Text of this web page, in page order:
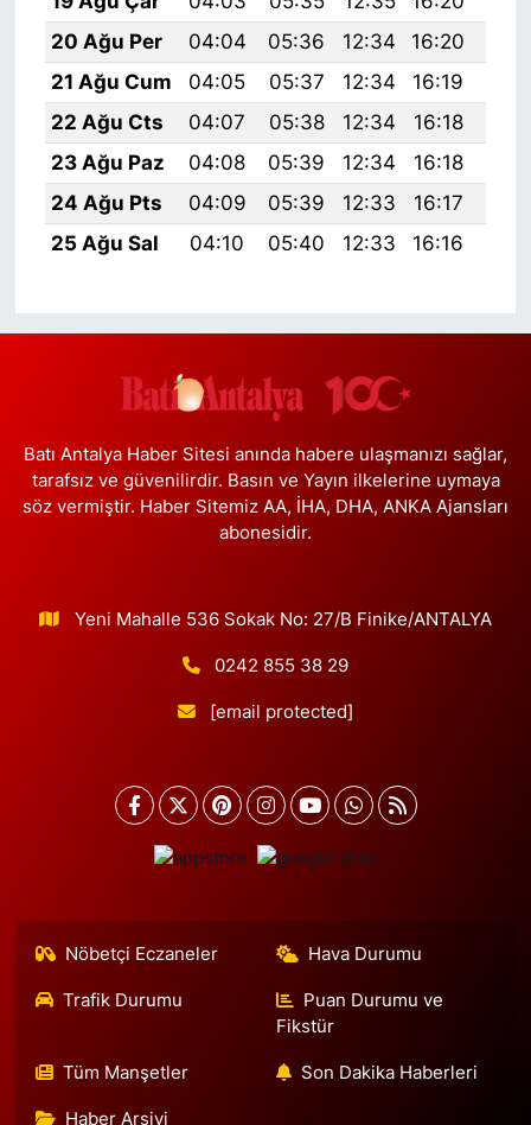
20 Ağu Per
04:04 05:36 12:34 16:20
21 Ağu Cum
04:05 05:37 12:34 16:19
22 Ağu Cts
04:07 05:38 12:34 16:18
23 Ağu Paz
04:08 05:39 12:34 16:18
24 Ağu Pts
04:09 05:39 12:33 16:17
25 Ağu Sal
04:10 05:40 12:33 16:16
Batı Antalya Haber Sitesi anında habere ulaşmanızı sağlar,
tarafsız ve güvenilirdir. Basın ve Yayın ilkelerine uymaya
söz vermiştir. Haber Sitemiz AA, İHA, DHA, ANKA Ajansları
abonesidir.
Yeni Mahalle 536 Sokak No: 27/B Finike/ANTALYA
0242 855 38 29
[email protected]
Nöbetçi Eczaneler Hava Durumu
Trafik Durumu
Puan Durumu ve
Fikstür
Tüm Manşetler Son Dakika Haberleri
Haber Arşivi